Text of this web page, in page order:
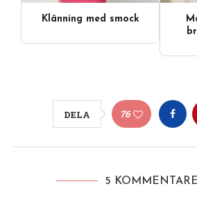
Klänning med smock
DELA 76
5